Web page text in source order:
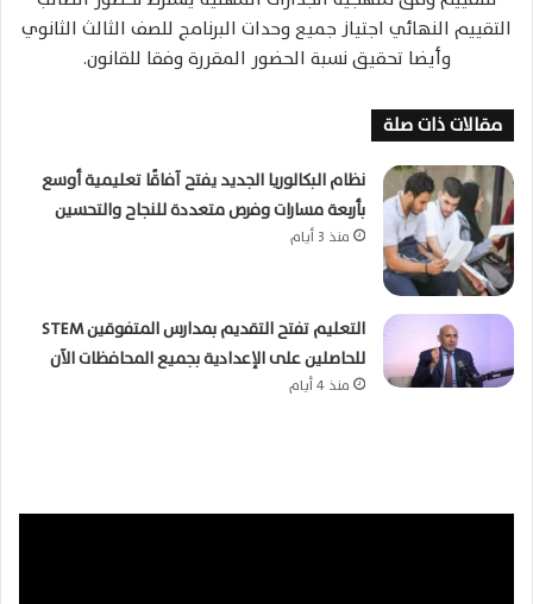
التقييم النهائي اجتياز جميع وحدات البرنامج للصف الثالث الثانوي
وأيضا تحقيق نسبة الحضور المقررة وفقا للقانون.
مقالات ذات صلة
نظام البكالوريا الجديد يفتح آفاقًا تعليمية أوسع
بأربعة مسارات وفرص متعددة للنجاح والتحسين
منذ 3 أيام
التعليم تفتح التقديم بمدارس المتفوقين STEM
للحاصلين على الإعدادية بجميع المحافظات الآن
منذ 4 أيام